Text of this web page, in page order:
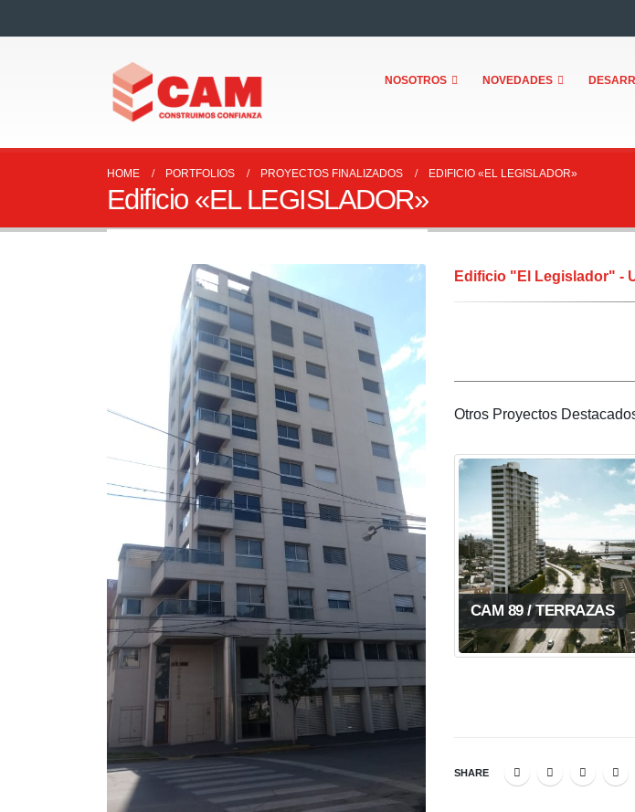
NOSOTROS NOVEDADES
HOME PORTFOLIOS PROYECTOS FINALIZADOS EDIFICIO «EL LEGISLADOR»
Edificio «EL LEGISLADOR»
Edificio "El Legislador" -
Otros Proyectos
CAM 89 / TERRAZAS
SHARE